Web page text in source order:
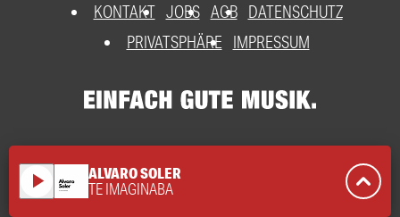
KONTAKT JOBS AGB DATENSCHUTZ
PRIVATSPHÄRE
IMPRESSUM
play_arrow ALVARO SOLER
TE IMAGINABA